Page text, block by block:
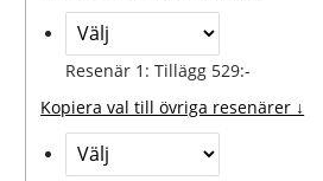
Resenär 1: Tillägg 529:-
Kopiera val till övriga resenärer ↓